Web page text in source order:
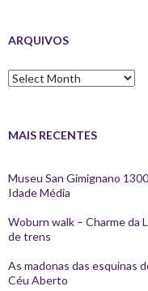
ARQUIVOS
Arquivos
MAIS RECENTES
Museu San Gimignano
Idade Média
Woburn walk – Charme da
de trens
As madonas das esquinas
Céu Aberto